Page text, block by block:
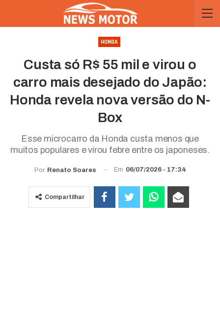
HONDA
Custa só R$ 55 mil e virou o
carro mais desejado do Japão:
Honda revela nova versão do N-
Box
Esse microcarro da Honda custa menos que
muitos populares e virou febre entre os japoneses.
Por Renato Soares Em 06/07/2026 - 17:34
Compartilhar